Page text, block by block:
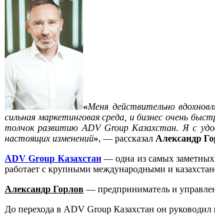
«Меня действительно
сильная маркетинговая среда, и бизнес очень
толчок развитию ADV Group Казахстан. Я с
настоящих изменений», — рассказал Александр
ADV Group Казахстан— одна из самых заметных
работает с крупными международными и
Александр Горлов — предприниматель и
До перехода в ADV Group Казахстан он